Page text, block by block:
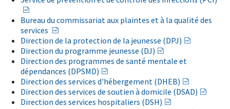
Bureau du commissariat aux plaintes et à la qualité des
services
Direction de la protection de la jeunesse (DPJ)
Direction du programme jeunesse (DJ)
Direction des programmes de santé mentale et
dépendances (DPSMD)
Direction des services d'hébergement (DHEB)
Direction des services de soutien à domicile (DSAD)
Direction des services hospitaliers (DSH)